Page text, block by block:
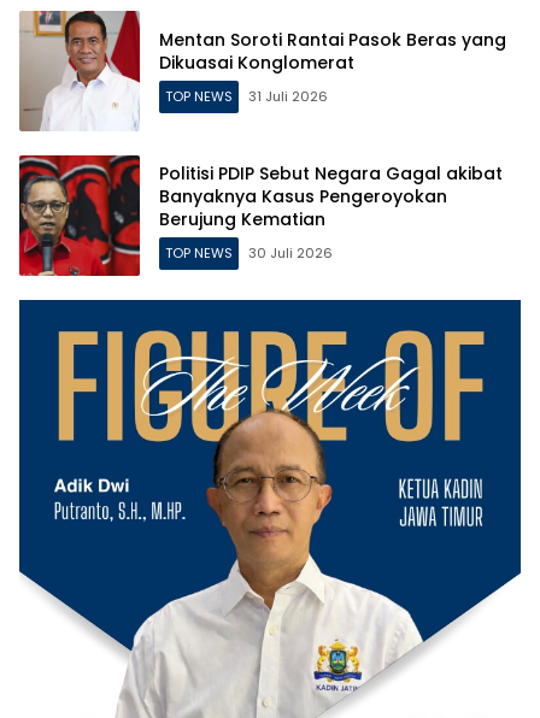
Mentan Soroti Rantai Pasok Beras yang
Dikuasai Konglomerat
TOP NEWS 31 Juli 2026
Politisi PDIP Sebut Negara Gagal akibat
Banyaknya Kasus Pengeroyokan
Berujung Kematian
TOP NEWS 30 Juli 2026